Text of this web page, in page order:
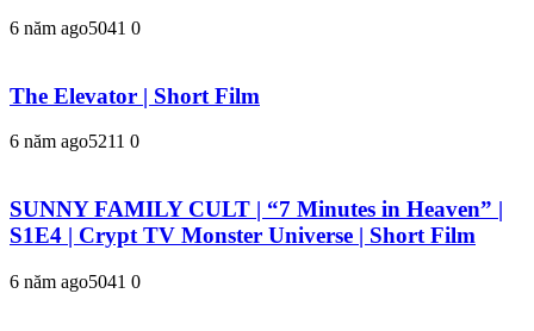
6 năm ago5041 0
The Elevator | Short Film
6 năm ago5211 0
SUNNY FAMILY CULT | “7 Minutes in Heaven” |
S1E4 | Crypt TV Monster Universe | Short Film
6 năm ago5041 0